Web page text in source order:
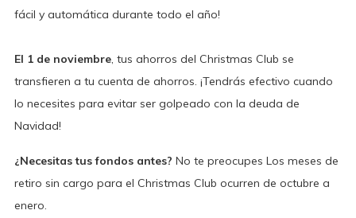
fácil y automática durante todo el año!
El 1 de noviembre, tus ahorros del Christmas Club se
transfieren a tu cuenta de ahorros. ¡Tendrás efectivo cuando
lo necesites para evitar ser golpeado con la deuda de
Navidad!
¿Necesitas tus fondos antes? No te preocupes Los meses de
retiro sin cargo para el Christmas Club ocurren de octubre a
enero.